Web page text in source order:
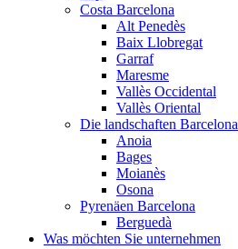
Costa Barcelona
Alt Penedès
Baix Llobregat
Garraf
Maresme
Vallès Occidental
Vallès Oriental
Die landschaften Barcelona
Anoia
Bages
Moianès
Osona
Pyrenäen Barcelona
Berguedà
Was möchten Sie unternehmen